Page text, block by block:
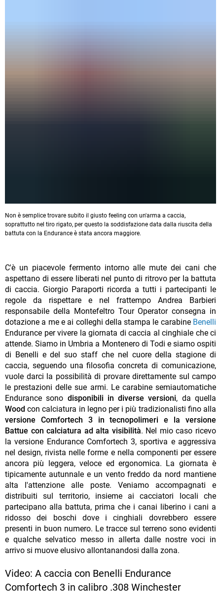
Non è semplice trovare subito il giusto feeling con un'arma a caccia,
soprattutto nel tiro rigato, per questo la soddisfazione data dalla riuscita della
battuta con la Endurance è stata ancora maggiore.
C'è un piacevole fermento intorno alle mute dei cani che
aspettano di essere liberati nel punto di ritrovo per la battuta
di caccia. Giorgio Paraporti ricorda a tutti i partecipanti le
regole da rispettare e nel frattempo Andrea Barbieri
responsabile della Montefeltro Tour Operator consegna in
dotazione a me e ai colleghi della stampa le carabine Benelli
Endurance per vivere la giornata di caccia al cinghiale che ci
attende. Siamo in Umbria a Montenero di Todi e siamo ospiti
di Benelli e del suo staff che nel cuore della stagione di
caccia, seguendo una filosofia concreta di comunicazione,
vuole darci la possibilità di provare direttamente sul campo
le prestazioni delle sue armi. Le carabine semiautomatiche
Endurance sono disponibili in diverse versioni, da quella
Wood con calciatura in legno per i più tradizionalisti fino alla
versione Comfortech 3 in tecnopolimeri e la versione
Battue con calciatura ad alta visibilità. Nel mio caso ricevo
la versione Endurance Comfortech 3, sportiva e aggressiva
nel design, rivista nelle forme e nella componenti per essere
ancora più leggera, veloce ed ergonomica. La giornata è
tipicamente autunnale e un vento freddo da nord mantiene
alta l'attenzione alle poste. Veniamo accompagnati e
distribuiti sul territorio, insieme ai cacciatori locali che
partecipano alla battuta, prima che i canai liberino i cani a
ridosso dei boschi dove i cinghiali dovrebbero essere
presenti in buon numero. Le tracce sul terreno sono evidenti
e qualche selvatico messo in allerta dalle nostre voci in
arrivo si muove elusivo allontanandosi dalla zona.
Video: A caccia con Benelli Endurance
Comfortech 3 in calibro .308 Winchester